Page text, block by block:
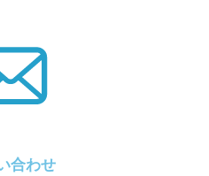
合わせ